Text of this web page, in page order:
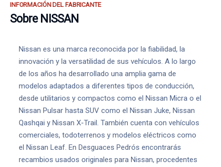
INFORMACIÓN DEL FABRICANTE
Sobre NISSAN
Nissan es una marca reconocida por la fiabilidad, la
innovación y la versatilidad de sus vehículos. A lo largo
de los años ha desarrollado una amplia gama de
modelos adaptados a diferentes tipos de conducción,
desde utilitarios y compactos como el Nissan Micra o el
Nissan Pulsar hasta SUV como el Nissan Juke, Nissan
Qashqai y Nissan X-Trail. También cuenta con vehículos
comerciales, todoterrenos y modelos eléctricos como
el Nissan Leaf. En Desguaces Pedrós encontrarás
recambios usados originales para Nissan, procedentes